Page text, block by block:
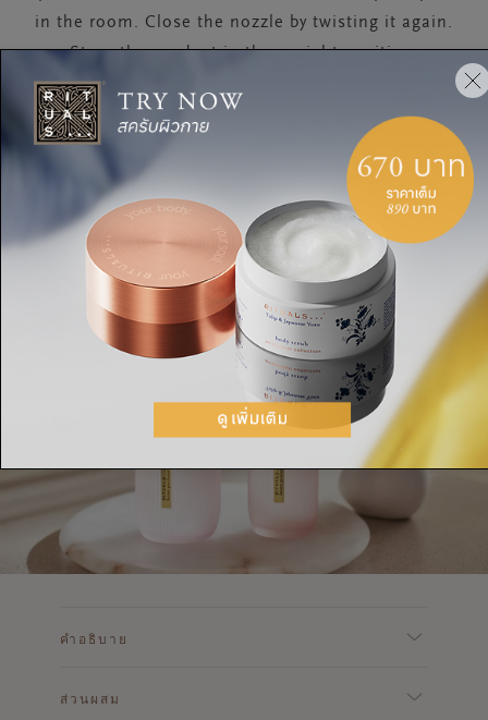
in the room. Close the nozzle by twisting it again.
Store the product in the upright position.
คำอธิบาย
ส่วนผสม